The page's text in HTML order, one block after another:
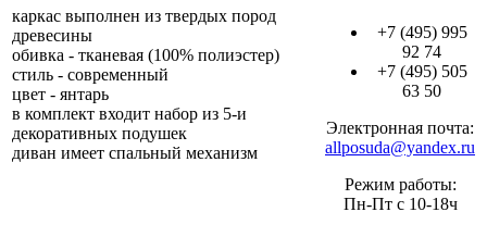
каркас выполнен из твердых пород
древесины
обивка - тканевая (100% полиэстер)
стиль - современный
цвет - янтарь
в комплект входит набор из 5-и
декоративных подушек
диван имеет спальный механизм
+7 (495) 995
92 74
+7 (495) 505
63 50
Электронная почта:
allposuda@yandex.ru
Режим работы:
Пн-Пт с 10-18ч